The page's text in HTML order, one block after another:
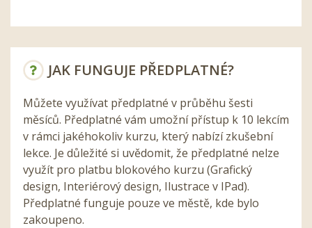
JAK FUNGUJE PŘEDPLATNÉ?
Můžete využívat předplatné v průběhu šesti
měsíců. Předplatné vám umožní přístup k 10 lekcím
v rámci jakéhokoliv kurzu, který nabízí zkušební
lekce. Je důležité si uvědomit, že předplatné nelze
využít pro platbu blokového kurzu (Grafický
design, Interiérový design, Ilustrace v IPad).
Předplatné funguje pouze ve městě, kde bylo
zakoupeno.